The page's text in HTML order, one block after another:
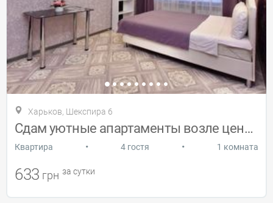
Харьков, Шекспира 6
Сдам уютные апартаменты возле центра
Квартира • 4 гостя • 1 комната
633 грн за сутки